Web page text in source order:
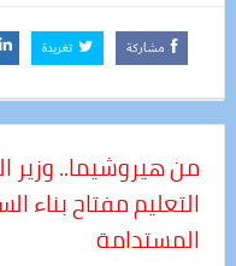
مشاركة تغريدة
من هيروشيما.. وزير
التعليم مفتاح بناء
المستدامة